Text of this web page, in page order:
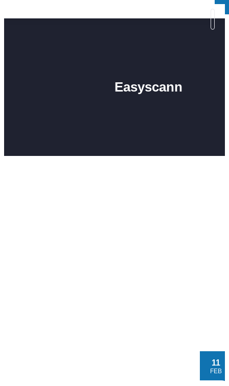
Easyscann
11
FEB
×
×